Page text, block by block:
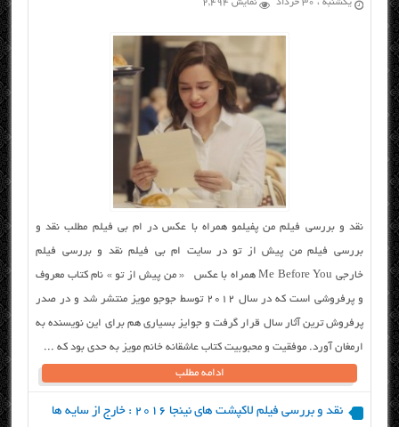
یکشنبه ، ۳۰ خرداد نمایش 2,494
نقد و بررسی فیلم من پفیلمو همراه با عکس در ام بی فیلم مطلب نقد و
بررسی فیلم من پیش از تو در سایت ام بی فیلم نقد و بررسی فیلم
خارجی Me Before You همراه با عکس « من پیش از تو » نام کتاب معروف
و پرفروشی است که در سال ۲۰۱۲ توسط جوجو مویز منتشر شد و در صدر
پرفروش ترین آثار سال قرار گرفت و جوایز بسیاری هم برای این نویسنده به
ارمغان آورد. موفقیت و محبوبیت کتاب عاشقانه خانم مویز به حدی بود که ...
ادامه مطلب
نقد و بررسی فیلم لاکپشت های نینجا ۲۰۱۶ : خارج از سایه ها